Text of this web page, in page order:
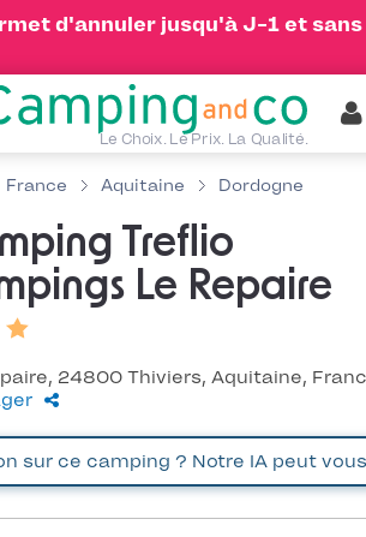
d'annuler jusqu'à J-1 et sans
Le Choix. Le Prix. La Qualité.
France Aquitaine Dordogne
Treflio
Le Repaire
24800 Thiviers, Aquitaine,